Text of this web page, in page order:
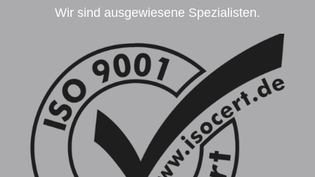
Wir sind ausgewiesene Spezialisten.